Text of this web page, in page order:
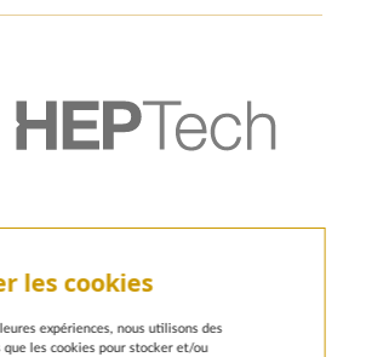
les cookies
expériences, nous utilisons des
les cookies pour stocker et/ou